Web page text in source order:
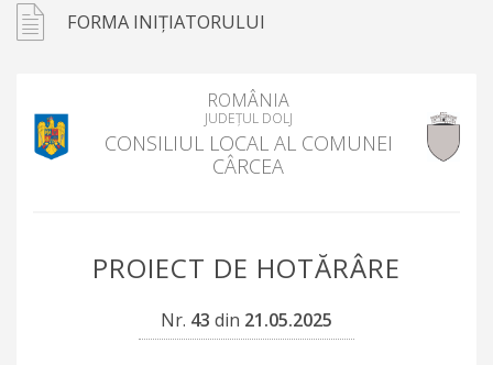
FORMA INIȚIATORULUI
ROMÂNIA
JUDEȚUL DOLJ
CONSILIUL LOCAL AL COMUNEI
CÂRCEA
PROIECT DE HOTĂRÂRE
Nr. 43 din 21.05.2025